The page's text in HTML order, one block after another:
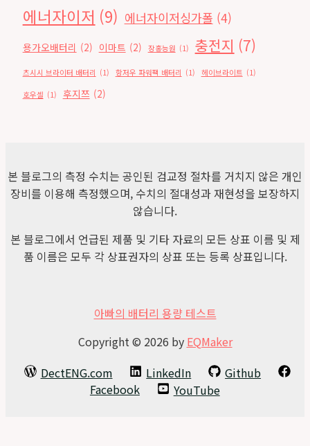
에너자이저 (9) 에너자이저싱가폴 (4)
용가오배터리 (2) 이마트 (2) 장홍능원 (1) 충전지 (7)
츠시시 브라이터 배터리 (1) 항저우 파워팩 배터리 (1) 헤이브라이트 (1)
호우셀 (1) 후지쯔 (2)
본 블로그의 측정 수치는 공인된 검교정 절차를 거치지 않은 개인
장비를 이용해 측정했으며, 수치의 절대성과 재현성을 보장하지
않습니다.
본 블로그에서 언급된 제품 및 기타 자료의 모든 상표 이름 및 제
품 이름은 모두 각 상표권자의 상표 또는 등록 상표입니다.
아빠의 배터리 용량 테스트
Copyright © 2026 by EQMaker
DectENG.com
LinkedIn
Github
Facebook
YouTube